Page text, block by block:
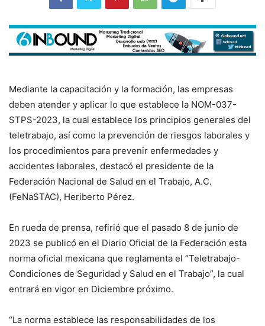
Mediante la capacitación y la formación, las empresas
deben atender y aplicar lo que establece la NOM-037-
STPS-2023, la cual establece los principios generales del
teletrabajo, así como la prevención de riesgos laborales y
los procedimientos para prevenir enfermedades y
accidentes laborales, destacó el presidente de la
Federación Nacional de Salud en el Trabajo, A.C.
(FeNaSTAC), Heriberto Pérez.
En rueda de prensa, refirió que el pasado 8 de junio de
2023 se publicó en el Diario Oficial de la Federación esta
norma oficial mexicana que reglamenta el “Teletrabajo-
Condiciones de Seguridad y Salud en el Trabajo”, la cual
entrará en vigor en Diciembre próximo.
“La norma establece las responsabilidades de los